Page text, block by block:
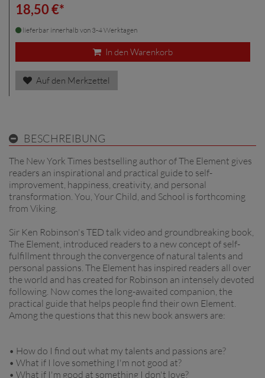
18,50 €*
lieferbar innerhalb von 3-4 Werktagen
In den Warenkorb
Auf den Merkzettel
BESCHREIBUNG
The New York Times bestselling author of The Element gives
readers an inspirational and practical guide to self-
improvement, happiness, creativity, and personal
transformation. You, Your Child, and School is forthcoming
from Viking.
Sir Ken Robinson's TED talk video and groundbreaking book,
The Element, introduced readers to a new concept of self-
fulfillment through the convergence of natural talents and
personal passions. The Element has inspired readers all over
the world and has created for Robinson an intensely devoted
following. Now comes the long-awaited companion, the
practical guide that helps people find their own Element.
Among the questions that this new book answers are:
• How do I find out what my talents and passions are?
• What if I love something I'm not good at?
• What if I'm good at something I don't love?